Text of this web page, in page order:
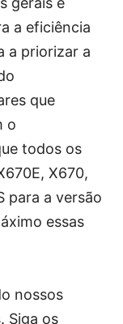
a eficiência
a priorizar a
que
o
todos os
X670,
para a versão
essas
nossos
Siga os